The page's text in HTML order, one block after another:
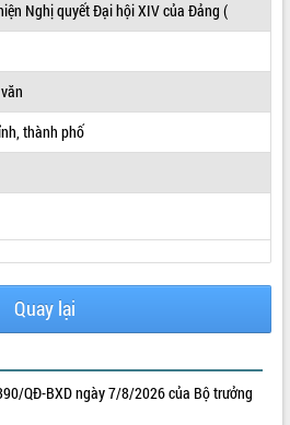
Nghị quyết Đại hội XIV của Đảng (
thành phố
Quay lại
QĐ-BXD ngày 7/8/2026 của Bộ trưởng